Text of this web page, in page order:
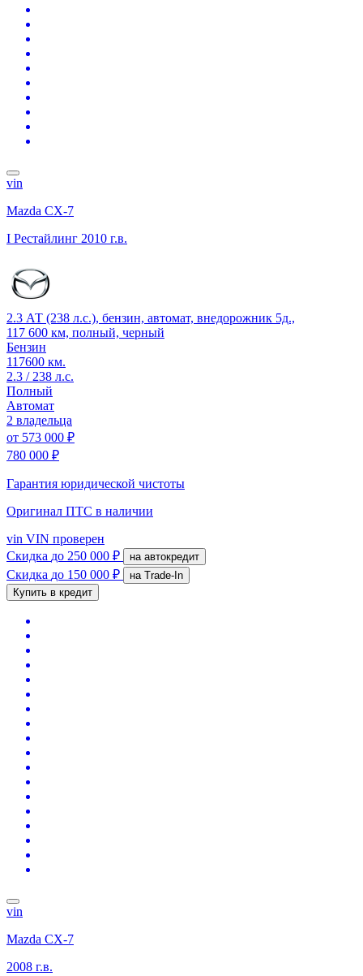
vin
Mazda CX-7
I Рестайлинг 2010 г.в.
2.3 АТ (238 л.с.), бензин, автомат, внедорожник 5д.,
117 600 км, полный, черный
Бензин
117600 км.
2.3 / 238 л.с.
Полный
Автомат
2 владельца
от 573 000 ₽
780 000 ₽
Гарантия юридической чистоты
Оригинал ПТС в наличии
vin VIN проверен
Скидка до 250 000 ₽ на автокредит
Скидка до 150 000 ₽
на Trade-In
Купить в кредит
vin
Mazda CX-7
2008 г.в.